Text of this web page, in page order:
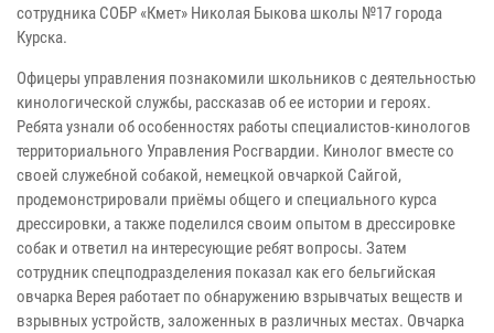
сотрудника СОБР «Кмет» Николая Быкова школы №17 города
Курска.
Офицеры управления познакомили школьников с деятельностью
кинологической службы, рассказав об ее истории и героях.
Ребята узнали об особенностях работы специалистов-кинологов
территориального Управления Росгвардии. Кинолог вместе со
своей служебной собакой, немецкой овчаркой Сайгой,
продемонстрировали приёмы общего и специального курса
дрессировки, а также поделился своим опытом в дрессировке
собак и ответил на интересующие ребят вопросы. Затем
сотрудник спецподразделения показал как его бельгийская
овчарка Верея работает по обнаружению взрывчатых веществ и
взрывных устройств, заложенных в различных местах. Овчарка